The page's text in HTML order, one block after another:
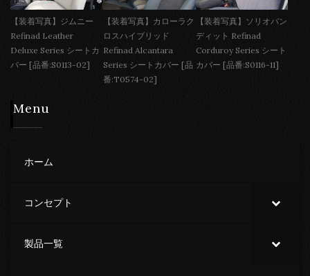
【装着写真】ジムニー
Refinad Leather
Deluxe Series シートカ
バー [品番:S0113-02]
【装着写真】カローラク
ロスハイブリッド
Refinad Alcantara
Series シートカバー [品
番:T0574-02]
【装着写真】ソリオバン
ディット Refinad
Corduroy Series シート
カバー [品番:S0116-11]
Menu
ホーム
コンセプト
製品一覧